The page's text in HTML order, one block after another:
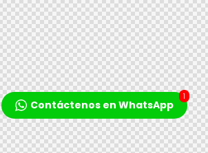
Contáctenos en WhatsApp
1
Reproductor
de
audio